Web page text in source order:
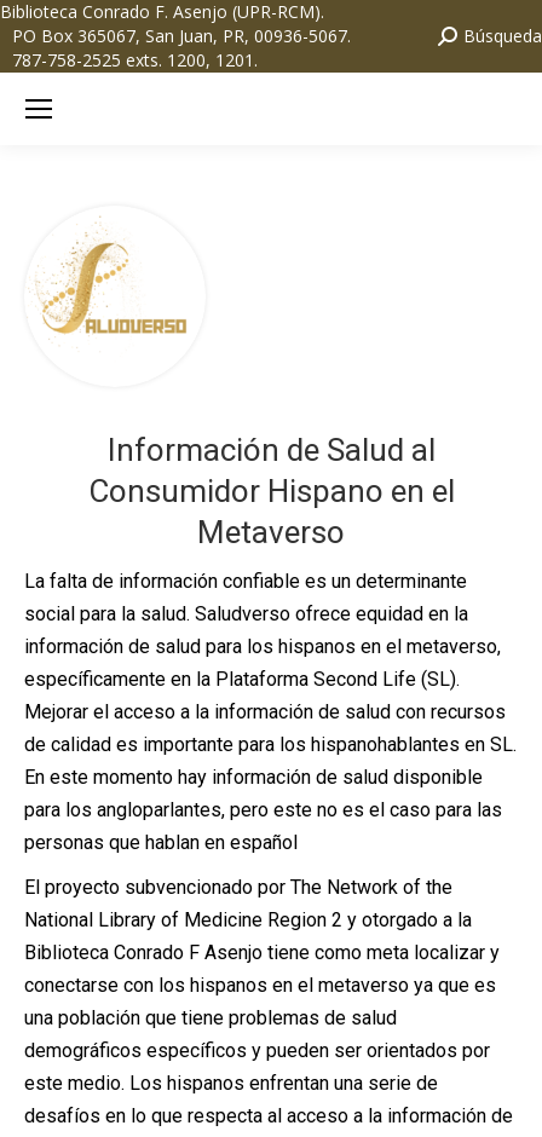
Biblioteca Conrado F. Asenjo (UPR-RCM).
PO Box 365067, San Juan, PR, 00936-5067.
787-758-2525 exts. 1200, 1201.
Búsqueda
Información de Salud al
Consumidor Hispano en el
Metaverso
La falta de información confiable es un determinante
social para la salud. Saludverso ofrece equidad en la
información de salud para los hispanos en el metaverso,
específicamente en la Plataforma Second Life (SL).
Mejorar el acceso a la información de salud con recursos
de calidad es importante para los hispanohablantes en SL.
En este momento hay información de salud disponible
para los angloparlantes, pero este no es el caso para las
personas que hablan en español
El proyecto subvencionado por The Network of the
National Library of Medicine Region 2 y otorgado a la
Biblioteca Conrado F Asenjo tiene como meta localizar y
conectarse con los hispanos en el metaverso ya que es
una población que tiene problemas de salud
demográficos específicos y pueden ser orientados por
este medio. Los hispanos enfrentan una serie de
desafíos en lo que respecta al acceso a la información de